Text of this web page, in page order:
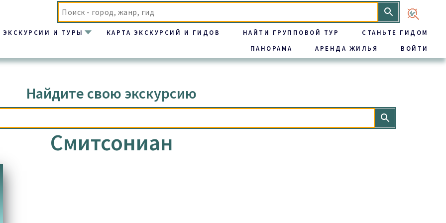
ЭКСКУРСИИ И ТУРЫ КАРТА ЭКСКУРСИЙ И ГИДОВ НАЙТИ ГРУППОВОЙ ТУР
СТАНЬТЕ ГИДОМ
ПАНОРАМА
АРЕНДА ЖИЛЬЯ ВОЙТИ
Найдите свою экскурсию
Смитсониан